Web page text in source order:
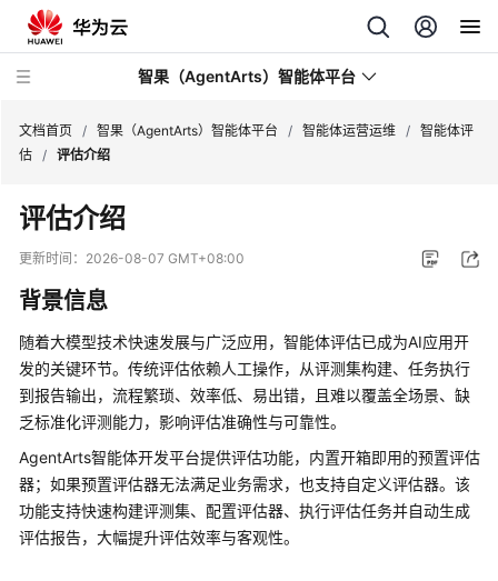
智果（AgentArts）智能体平台
最
新
动
品
介
绍
始
使
用
文档首页 / 智果（AgentArts）智能体平台 / 智能体运营运维 / 智能体评
估 / 评估介绍
评估介绍
更新时间： 2026-08-07 GMT+08:00
背景信息
随着大模型技术快速发展与广泛应用，智能体评估已成为AI应用开
发的关键环节。传统评估依赖人工操作，从评测集构建、任务执行
到报告输出，流程繁琐、效率低、易出错，且难以覆盖全场景、缺
乏标准化评测能力，影响评估准确性与可靠性。
AgentArts智能体开发平台提供评估功能，内置开箱即用的预置评估
器；如果预置评估器无法满足业务需求，也支持自定义评估器。该
功能支持快速构建评测集、配置评估器、执行评估任务并自动生成
评估报告，大幅提升评估效率与客观性。